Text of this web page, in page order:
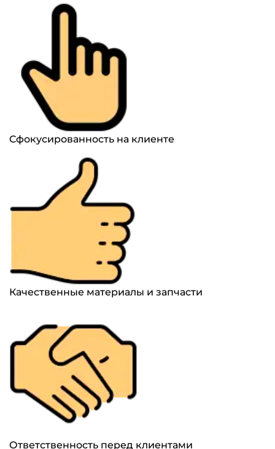
Сфокусированность на клиенте
Качественные материалы и запчасти
Ответственность перед клиентами